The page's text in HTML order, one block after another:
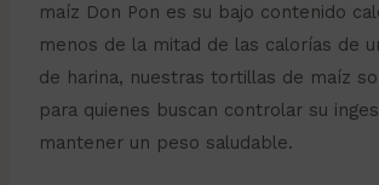
maíz Don Pon es su bajo contenido
menos de la mitad de las calorías de
de harina, nuestras tortillas de maíz
para quienes buscan controlar su
mantener un peso saludable.